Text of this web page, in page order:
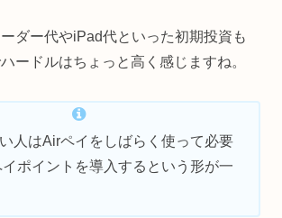
ダー代やiPad代といった初期投資も
ードルはちょっと高く感じますね。
人はAirペイをしばらく使って必要
ポイントを導入するという形が一